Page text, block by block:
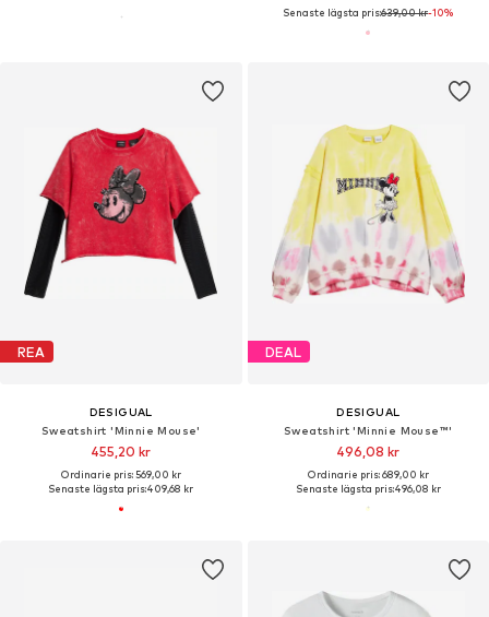
Senaste lägsta pris:639,00 kr-10%
REA
DESIGUAL
Sweatshirt 'Minnie Mouse'
455,20 kr
Ordinarie pris: 569,00 kr
Senaste lägsta pris:409,68 kr
DEAL
DESIGUAL
Sweatshirt 'Minnie Mouse™'
496,08 kr
Ordinarie pris: 689,00 kr
Senaste lägsta pris:496,08 kr